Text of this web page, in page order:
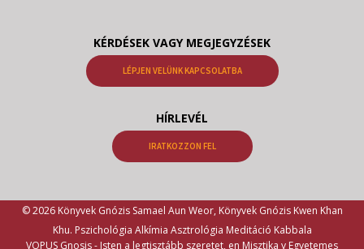
KÉRDÉSEK VAGY MEGJEGYZÉSEK
LÉPJEN VELÜNK KAPCSOLATBA
HÍRLEVÉL
IRATKOZZON FEL
© 2026 Könyvek Gnózis Samael Aun Weor, Könyvek Gnózis Kwen Khan
Khu. Pszichológia Alkímia Asztrológia Meditáció Kabbala
VOPUS Gnosis - Isten a legtisztább szeretet, en Misztika y Egyetemes